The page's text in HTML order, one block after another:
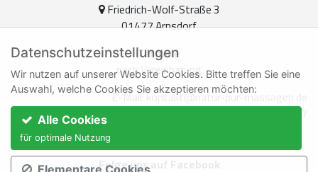
Friedrich-Wolf-Straße 3
01477 Arnsdorf
Termine
nach Vereinbarung
E-Mail:kontakt@natur-pur-massagen.de
0151 591 28 987
Folge uns auf Facebook
Datenschutzeinstellungen
Wir nutzen auf unserer Website Cookies. Bitte treffen Sie eine
Auswahl, welche Cookies Sie akzeptieren möchten:
Alle Cookies
für optimale Nutzung
Elementare Cookies